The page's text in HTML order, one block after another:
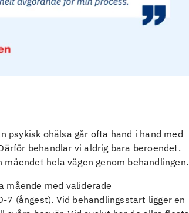
psykisk ohälsa går ofta hand i hand med
behandlar vi aldrig bara beroendet.
hela vägen genom behandlingen.
mående med validerade
7 (ångest). Vid behandlingsstart ligger en